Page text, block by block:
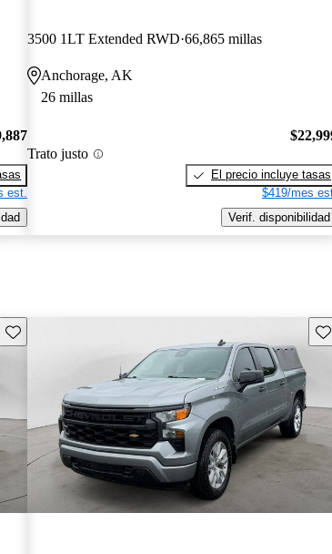
est.
3500 1LT Extended RWD 66,865 millas
Anchorage, AK
26 millas
Trato justo
El precio incluye tasas
$419/mes
Verif. disponibilidad
Guarda este Aviso